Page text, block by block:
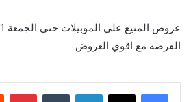
الفرصة مع اقوي العروض
لينكدإن بينتيريست